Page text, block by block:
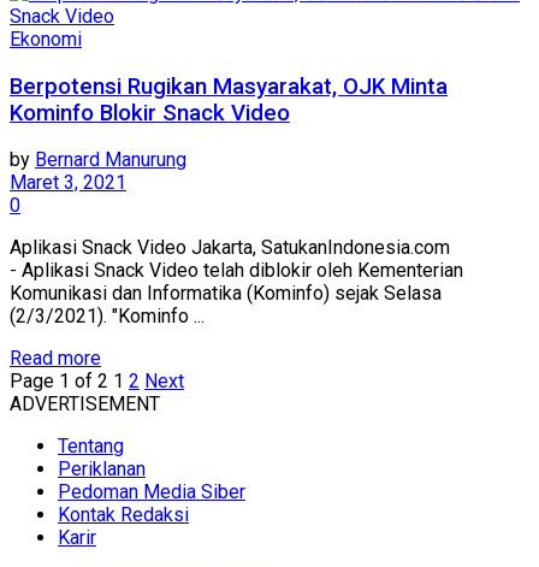
Ekonomi
Berpotensi Rugikan Masyarakat, OJK Minta
Kominfo Blokir Snack Video
by Bernard Manurung
Maret 3, 2021
0
Aplikasi Snack Video Jakarta, SatukanIndonesia.com
- Aplikasi Snack Video telah diblokir oleh Kementerian
Komunikasi dan Informatika (Kominfo) sejak Selasa
(2/3/2021). "Kominfo ...
Read more
Page 1 of 2 1 2 Next
ADVERTISEMENT
Tentang
Periklanan
Pedoman Media Siber
Kontak Redaksi
Karir